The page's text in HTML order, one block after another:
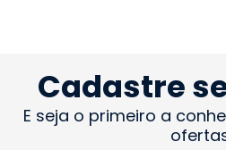
Cadastre
E seja o primeiro a